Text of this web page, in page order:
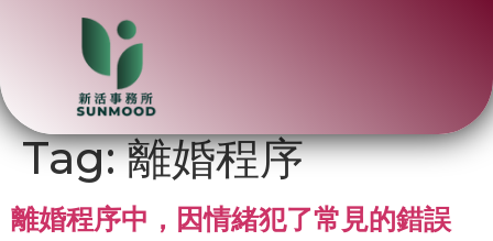
Tag:離婚程序
離婚程序中，因情緒犯了常見的錯誤